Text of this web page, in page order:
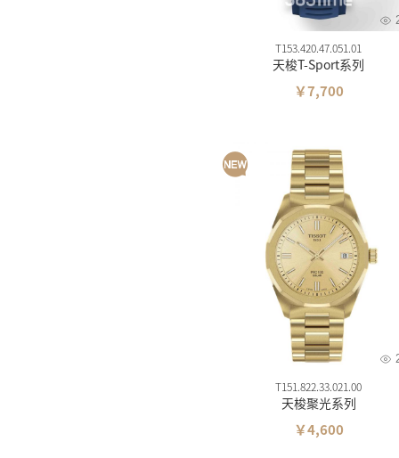
T153.420.47.051.01
天梭T-Sport系列
￥7,700
T151.822.33.021.00
天梭聚光系列
￥4,600